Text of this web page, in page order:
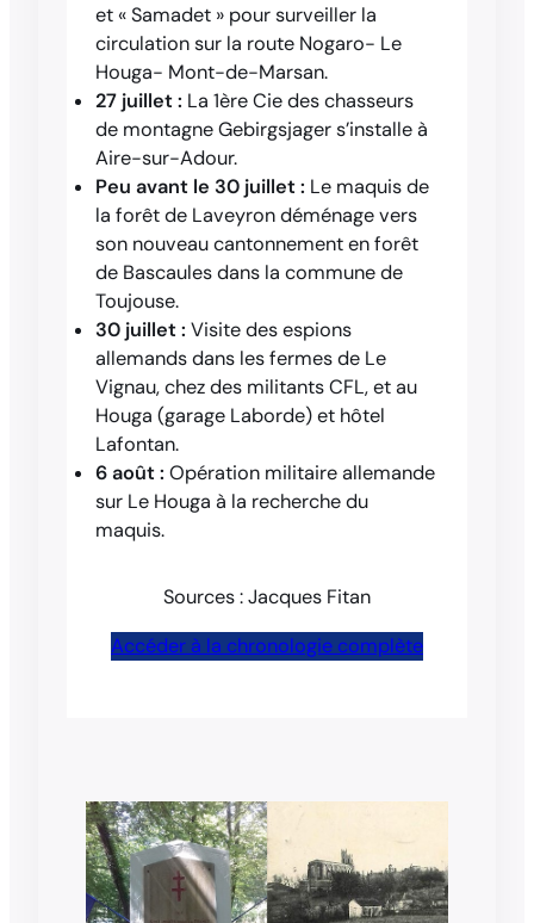
et « Samadet » pour surveiller la
circulation sur la route Nogaro- Le
Houga- Mont-de-Marsan.
27 juillet : La 1ère Cie des chasseurs
de montagne Gebirgsjager s’installe à
Aire-sur-Adour.
Peu avant le 30 juillet : Le maquis de
la forêt de Laveyron déménage vers
son nouveau cantonnement en forêt
de Bascaules dans la commune de
Toujouse.
30 juillet : Visite des espions
allemands dans les fermes de Le
Vignau, chez des militants CFL, et au
Houga (garage Laborde) et hôtel
Lafontan.
6 août : Opération militaire allemande
sur Le Houga à la recherche du
maquis.
Sources : Jacques Fitan
Accéder à la chronologie complète